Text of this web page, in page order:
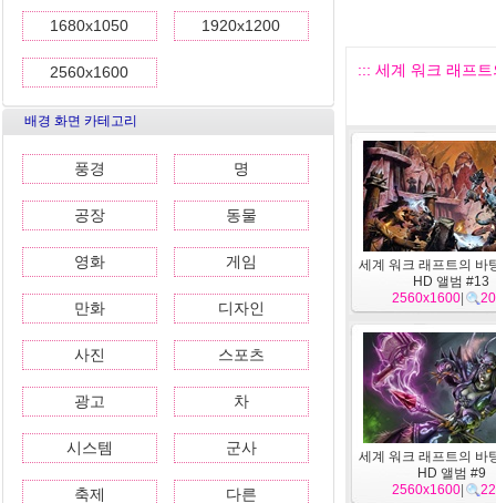
1680x1050 1920x1200
2560x1600
배경 화면 카테고리
풍경 명
공장 동물
영화 게임
만화 디자인
사진 스포츠
광고 차
시스템 군사
축제 다른
::: 세계 워크 래프
세계 워크 래프트의 바
HD 앨범 #13
2560x1600
세계 워크 래프트의 바
HD 앨범 #9
2560x1600